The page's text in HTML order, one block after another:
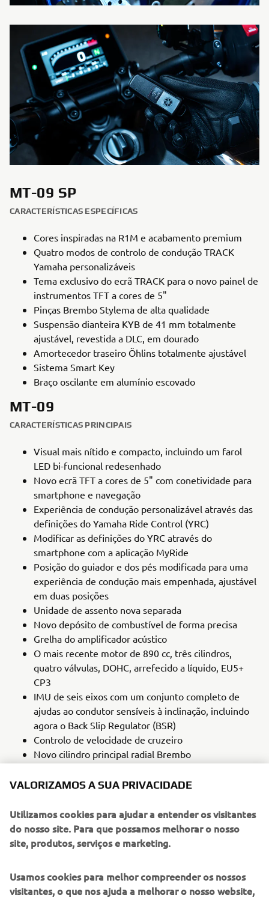
MT-09 SP
CARACTERÍSTICAS ESPECÍFICAS
Cores inspiradas na R1M e acabamento premium
Quatro modos de controlo de condução TRACK
Yamaha personalizáveis
Tema exclusivo do ecrã TRACK para o novo painel de
instrumentos TFT a cores de 5"
Pinças Brembo Stylema de alta qualidade
Suspensão dianteira KYB de 41 mm totalmente
ajustável, revestida a DLC, em dourado
Amortecedor traseiro Öhlins totalmente ajustável
Sistema Smart Key
Braço oscilante em alumínio escovado
MT-09
CARACTERÍSTICAS PRINCIPAIS
Visual mais nítido e compacto, incluindo um farol
LED bi-funcional redesenhado
Novo ecrã TFT a cores de 5" com conetividade para
smartphone e navegação
Experiência de condução personalizável através das
definições do Yamaha Ride Control (YRC)
Modificar as definições do YRC através do
smartphone com a aplicação MyRide
Posição do guiador e dos pés modificada para uma
experiência de condução mais empenhada, ajustável
em duas posições
Unidade de assento nova separada
Novo depósito de combustível de forma precisa
Grelha do amplificador acústico
O mais recente motor de 890 cc, três cilindros,
quatro válvulas, DOHC, arrefecido a líquido, EU5+
CP3
IMU de seis eixos com um conjunto completo de
ajudas ao condutor sensíveis à inclinação, incluindo
agora o Back Slip Regulator (BSR)
Controlo de velocidade de cruzeiro
Novo cilindro principal radial Brembo
Novos pneus Bridgestone Battlax Hypersport S23 M
melhorada
Estrutura leve em alumínio fundido CF
Rodas SpinForged da Yamaha para uma condução
SAIBA MAIS
VALORIZAMOS A SUA PRIVACIDADE
Utilizamos cookies para ajudar a entender os visitantes
do nosso site. Para que possamos melhorar o nosso
site, produtos, serviços e marketing.
Usamos cookies para melhor compreender os nossos
visitantes, o que nos ajuda a melhorar o nosso website,